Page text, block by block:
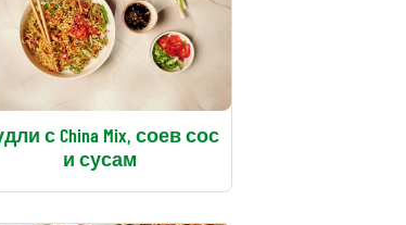
с China Mix, соев сос
и сусам